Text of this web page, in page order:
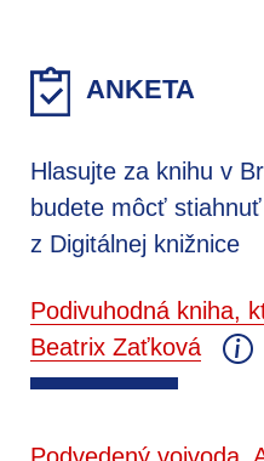
ANKETA
Hlasujte za knihu v
budete môcť
z Digitálnej knižnice
Podivuhodná kniha,
Beatrix Zaťková
Podvedený vojvoda,